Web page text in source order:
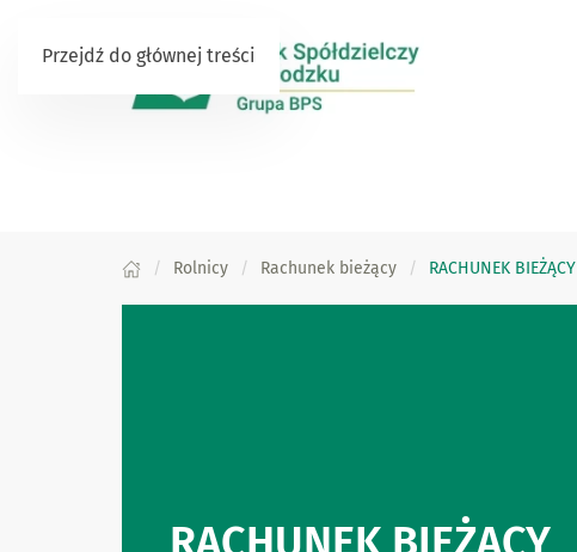
Przejdź do głównej treści
Rolnicy Rachunek bieżący RACHUNEK BIEŻĄCY